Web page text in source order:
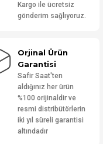
Kargo ile ücretsiz
gönderim sağlıyoruz.
Orjinal Ürün
Garantisi
Safir Saat'ten
aldığınız her ürün
%100 orijinaldir ve
resmi distribütörlerin
iki yıl süreli garantisi
altındadır